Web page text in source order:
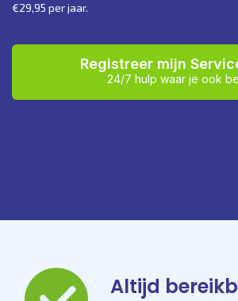
€29,95 per jaar.
Registreer mijn
24/7 hulp waar je ook
Altijd